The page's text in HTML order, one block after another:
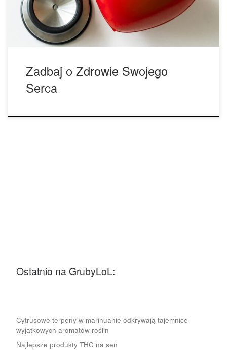
zdrowie swojego serca, […]
Zadbaj o Zdrowie Swojego
Serca
Ostatnio na GrubyLoL:
Cytrusowe terpeny w marihuanie odkrywają tajemnice
wyjątkowych aromatów roślin
Najlepsze produkty THC na sen